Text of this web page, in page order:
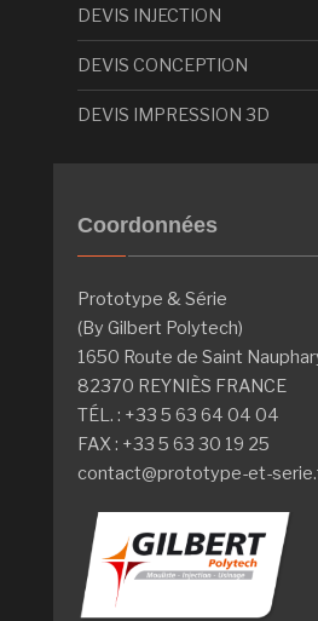
DEVIS INJECTION
DEVIS CONCEPTION
DEVIS IMPRESSION 3D
Coordonnées
Prototype & Série
(By Gilbert Polytech)
1650 Route de Saint
82370 REYNIÈS FRANCE
TÉL. : +33 5 63 64 04 04
FAX : +33 5 63 30 19 25
contact@prototype-et-